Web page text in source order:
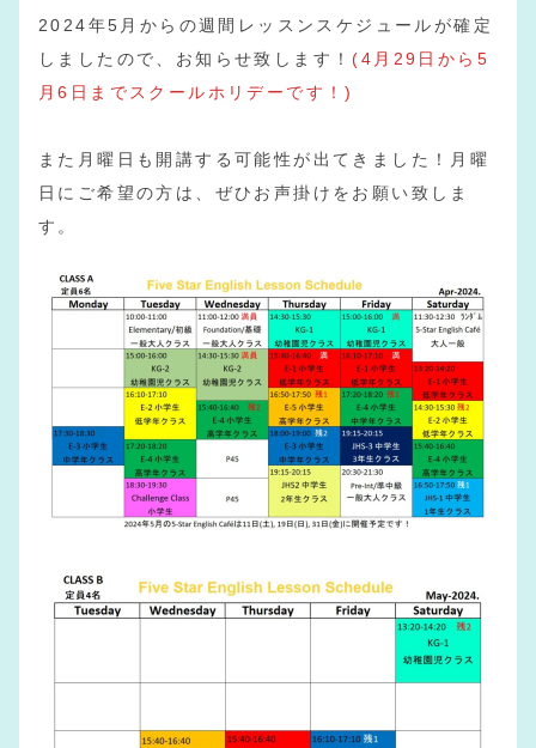
2024年5月からの週間レッスンスケジュールが確定
しましたので、お知らせ致します！ (4月29日から5
月6日までスクールホリデーです！)
また月曜日も開講する可能性が出てきました！月曜
日にご希望の方は、ぜひお声掛けをお願い致しま
す。